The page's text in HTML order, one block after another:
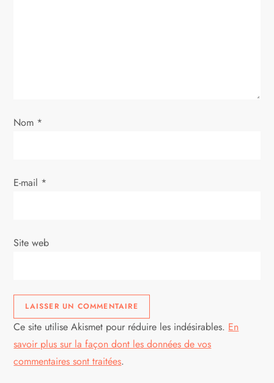
Nom *
E-mail *
Site web
Ce site utilise Akismet pour réduire les indésirables. En
savoir plus sur la façon dont les données de vos
commentaires sont traitées.